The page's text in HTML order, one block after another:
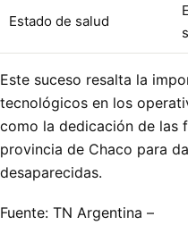
Estado de salud
Este suceso resalta la
tecnológicos en los
como la dedicación de las
provincia de Chaco para
desaparecidas.
Fuente: TN Argentina –